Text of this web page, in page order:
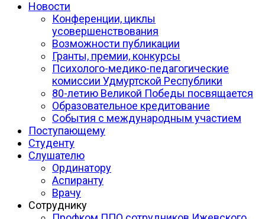
Новости
Конференции, циклы
усовершенствования
Возможности публикации
Гранты, премии, конкурсы
Психолого-медико-педагогические
комиссии Удмуртской Республики
80-летию Великой Победы посвящается
Образовательное кредитование
События с международным участием
Поступающему
Студенту
Слушателю
Ординатору
Аспиранту
Врачу
Сотруднику